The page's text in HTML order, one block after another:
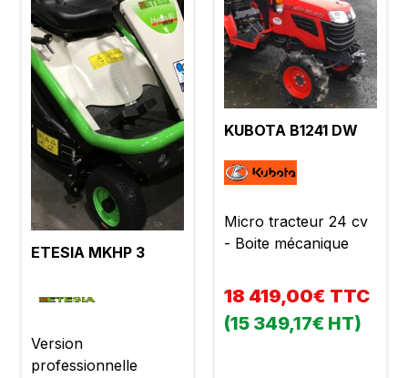
ETESIA MKHP 3
Version
professionnelle
KUBOTA B1241 DW
Micro tracteur 24 cv
- Boite mécanique
18 419,00€ TTC
(15 349,17€ HT)